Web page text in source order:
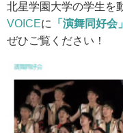
アクセス
サイトマップ
北星学園大学の学生を
VOICEに 「演舞同好会」
ぜひご覧ください！